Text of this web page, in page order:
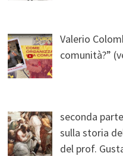
Valerio
comunità?”
seconda
sulla storia
del prof.